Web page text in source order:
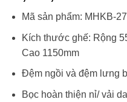
Mã sản phẩm: MHKB-27
Kích thước ghế: Rộng
Cao 1150mm
Đệm ngồi và đệm lưng
Bọc hoàn thiện nỉ/ vải da